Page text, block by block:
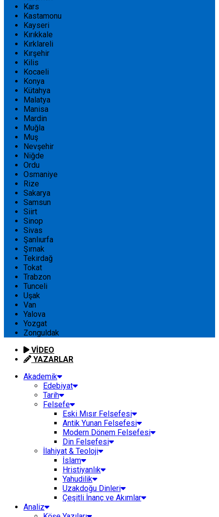
Kars
Kastamonu
Kayseri
Kırıkkale
Kırklareli
Kırşehir
Kilis
Kocaeli
Konya
Kütahya
Malatya
Manisa
Mardin
Muğla
Muş
Nevşehir
Niğde
Ordu
Osmaniye
Rize
Sakarya
Samsun
Siirt
Sinop
Sivas
Şanlıurfa
Şırnak
Tekirdağ
Tokat
Trabzon
Tunceli
Uşak
Van
Yalova
Yozgat
Zonguldak
VİDEO
YAZARLAR
Akademik
Edebiyat
Tarih
Felsefe
Eski Mısır Felsefesi
Antik Yunan Felsefesi
Modern Dönem Felsefesi
Din Felsefesi
İlahiyat & Teoloji
İslam
Hristiyanlık
Yahudilik
Uzakdoğu Dinleri
Çeşitli İnanç ve Akımlar
Analiz